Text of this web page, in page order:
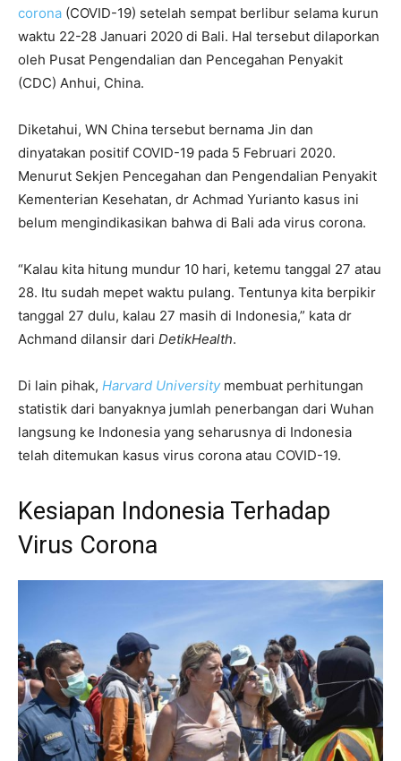
corona (COVID-19) setelah sempat berlibur selama kurun
waktu 22-28 Januari 2020 di Bali. Hal tersebut dilaporkan
oleh Pusat Pengendalian dan Pencegahan Penyakit
(CDC) Anhui, China.
Diketahui, WN China tersebut bernama Jin dan
dinyatakan positif COVID-19 pada 5 Februari 2020.
Menurut Sekjen Pencegahan dan Pengendalian Penyakit
Kementerian Kesehatan, dr Achmad Yurianto kasus ini
belum mengindikasikan bahwa di Bali ada virus corona.
“Kalau kita hitung mundur 10 hari, ketemu tanggal 27 atau
28. Itu sudah mepet waktu pulang. Tentunya kita berpikir
tanggal 27 dulu, kalau 27 masih di Indonesia,” kata dr
Achmand dilansir dari DetikHealth.
Di lain pihak, Harvard University membuat perhitungan
statistik dari banyaknya jumlah penerbangan dari Wuhan
langsung ke Indonesia yang seharusnya di Indonesia
telah ditemukan kasus virus corona atau COVID-19.
Kesiapan Indonesia Terhadap
Virus Corona